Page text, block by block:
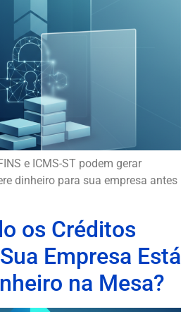
e ICMS-ST podem gerar
dinheiro para sua empresa antes
os Créditos
Empresa Está
na Mesa?